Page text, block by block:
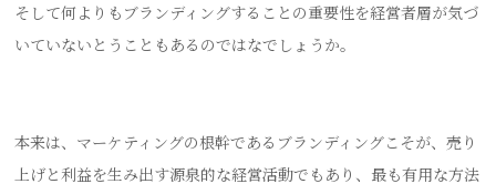
そして何よりもブランディングすることの重要性を経営者層が気づ
いていないとうこともあるのではなでしょうか。
本来は、マーケティングの根幹であるブランディングこそが、売り
上げと利益を生み出す源泉的な経営活動でもあり、最も有用な方法